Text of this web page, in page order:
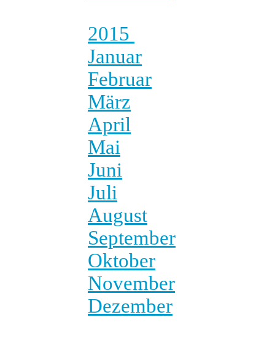
2015
Januar
Februar
März
April
Mai
Juni
Juli
August
September
Oktober
November
Dezember